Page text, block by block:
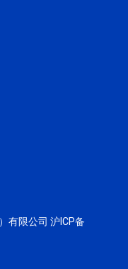
有限公司 沪ICP备